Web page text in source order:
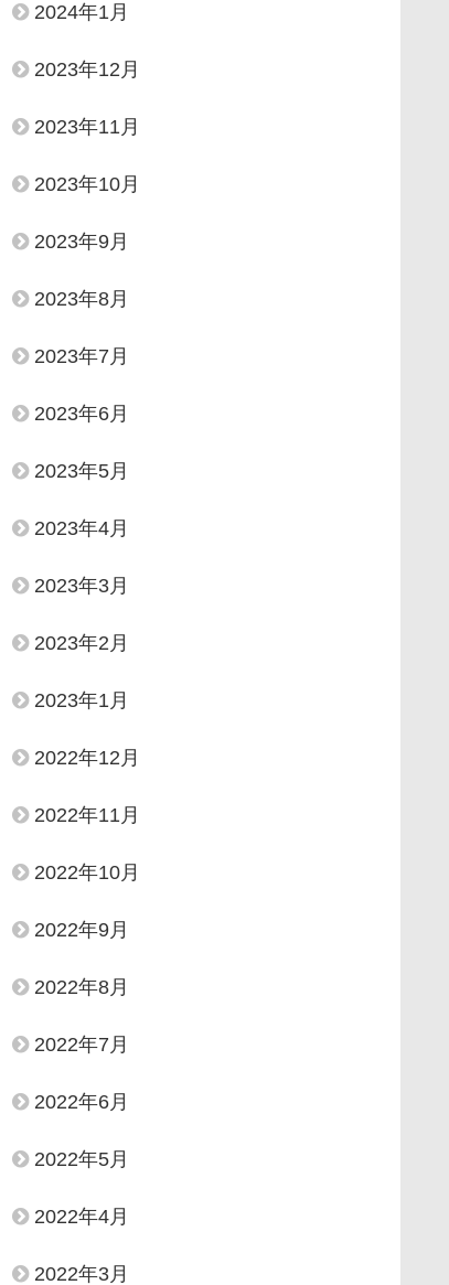
2024年1月
2023年12月
2023年11月
2023年10月
2023年9月
2023年8月
2023年7月
2023年6月
2023年5月
2023年4月
2023年3月
2023年2月
2023年1月
2022年12月
2022年11月
2022年10月
2022年9月
2022年8月
2022年7月
2022年6月
2022年5月
2022年4月
2022年3月